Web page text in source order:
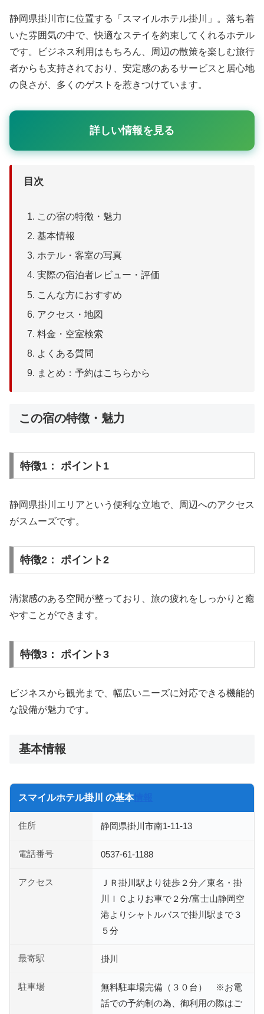
静岡県掛川市に位置する「スマイルホテル掛川」。落ち着
いた雰囲気の中で、快適なステイを約束してくれるホテル
です。ビジネス利用はもちろん、周辺の散策を楽しむ旅行
者からも支持されており、安定感のあるサービスと居心地
の良さが、多くのゲストを惹きつけています。
詳しい情報を見る
目次
この宿の特徴・魅力
基本情報
ホテル・客室の写真
実際の宿泊者レビュー・評価
こんな方におすすめ
アクセス・地図
料金・空室検索
よくある質問
まとめ：予約はこちらから
この宿の特徴・魅力
特徴1： ポイント1
静岡県掛川エリアという便利な立地で、周辺へのアクセス
がスムーズです。
特徴2： ポイント2
清潔感のある空間が整っており、旅の疲れをしっかりと癒
やすことができます。
特徴3： ポイント3
ビジネスから観光まで、幅広いニーズに対応できる機能的
な設備が魅力です。
基本情報
スマイルホテル掛川 の基本情報
住所 静岡県掛川市南1-11-13
電話番号 0537-61-1188
アクセス
ＪＲ掛川駅より徒歩２分／東名・掛
川ＩＣよりお車で２分/富士山静岡空
港よりシャトルバスで掛川駅まで３
５分
最寄駅 掛川
駐車場
無料駐車場完備（３０台） ※お電
話での予約制の為、御利用の際はご